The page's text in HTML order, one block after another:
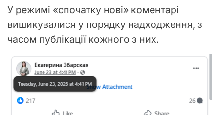
У режимі «спочатку нові» коментарі
вишикувалися у порядку надходження, з
часом публікації кожного з них.